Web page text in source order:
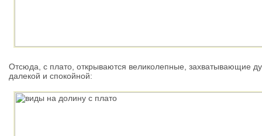
Отсюда, с плато, открываются великолепные, захватывающие
далекой и спокойной: